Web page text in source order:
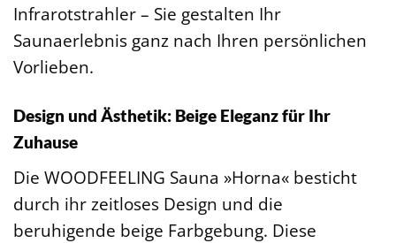
Infrarotstrahler – Sie gestalten Ihr
Saunaerlebnis ganz nach Ihren persönlichen
Vorlieben.
Design und Ästhetik: Beige Eleganz für Ihr
Zuhause
Die WOODFEELING Sauna »Horna« besticht
durch ihr zeitloses Design und die
beruhigende beige Farbgebung. Diese